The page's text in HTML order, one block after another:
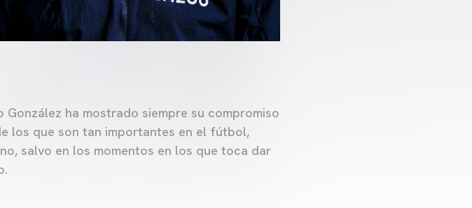
ha mostrado siempre su compromiso
los que son tan importantes en el fútbol,
salvo en los momentos en los que toca dar